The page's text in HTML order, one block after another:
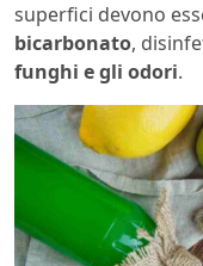
superfici devono
bicarbonato,
funghi e gli odori.